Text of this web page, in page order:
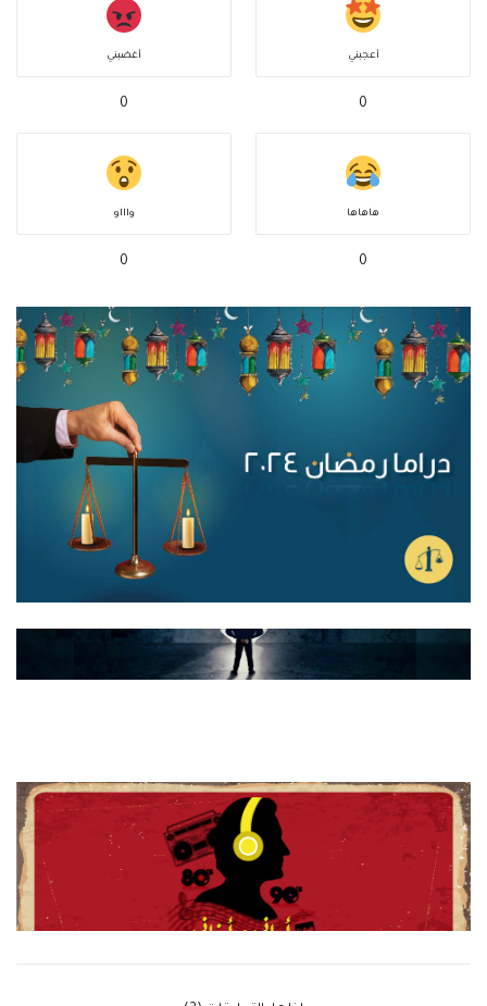
أعجبني
0
أغضبني
0
هاهاها
0
واااو
0